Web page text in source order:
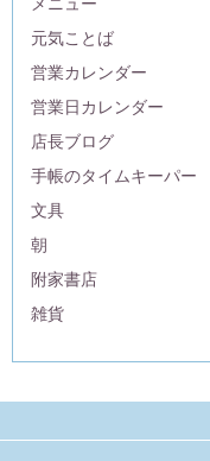
元気ことば
営業カレンダー
営業日カレンダー
店長ブログ
手帳のタイムキーパー
文具
朝
附家書店
雑貨